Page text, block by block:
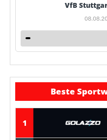
VfB
Beste
1